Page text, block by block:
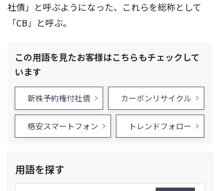
社債」と呼ぶようになった、これらを総称として
「CB」と呼ぶ。
この用語を見たお客様はこちらもチェックして
います
新株予約権付社債 カーボンリサイクル
格安スマートフォン トレンドフォロー
用語を探す